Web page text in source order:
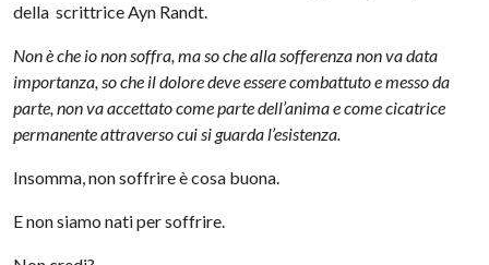
della scrittrice Ayn Randt.
Non è che io non soffra, ma so che alla sofferenza non va data
importanza, so che il dolore deve essere combattuto e messo da
parte, non va accettato come parte dell’anima e come cicatrice
permanente attraverso cui si guarda l’esistenza.
Insomma, non soffrire è cosa buona.
E non siamo nati per soffrire.